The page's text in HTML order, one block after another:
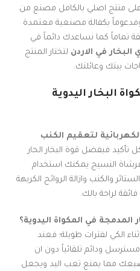
منتج اصلي بالكامل مصنع من
بكفالة مصنعية معتمدة
تماماً كما نساعدك دائماً في
في الاردن لتختار المنتج
بيتك وعائلتك.
البخار اليدوية
لتعقيم الكنب
تأكيد فبفضل قوة البخار الحار
واط وملحق فرشاة النسيج يمكنك استخدام
والكنب وازالة الروائح الكريهة
لراحة بالك.
المدمجة في المكواة اليدوية؟
الكي لفترات طويلة؛ فعند
ودائم تلقائياً دون ان
مما يمنع تعب اليد ويجعل